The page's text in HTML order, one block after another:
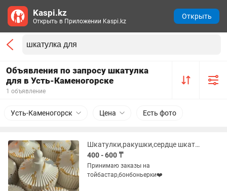
Объявления по запросу шкатулка
для в Усть-Каменогорске
1 объявление
Усть-Каменогорск Цена Есть фото
Шкатулки,ракушки,сердце шкатулки на тойбастар и на любой другой праздник
400 - 600 ₸
Принимаю заказы на
тойбастар,бонбоньерки❤️
Kaspi.kz
Открыть в Приложении Kaspi.kz
Открыть